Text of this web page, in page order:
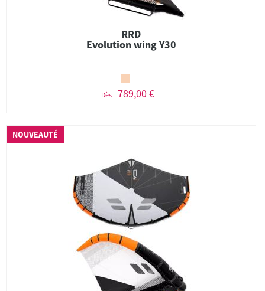
RRD
Evolution wing Y30
Dès 789,00 €
NOUVEAUTÉ